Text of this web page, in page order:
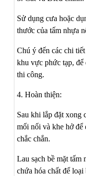
Sử dụng cưa hoặc
thước của tấm nhựa
Chú ý đến các chi
khu vực phức tạp, để
thi công.
4. Hoàn thiện:
Sau khi lắp đặt xong
mối nối và khe hở để
chắc chắn.
Lau sạch bề mặt tấm
chứa hóa chất để